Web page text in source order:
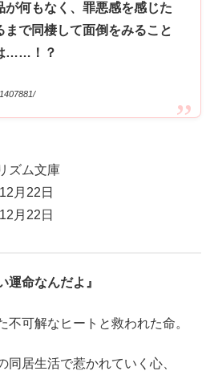
が何もなく、罪悪感を感じた
まで同棲して面倒をみること
……！？
ズム文庫
月22日
月22日
運命なんだよ』
不可解なヒートと救われた命。
同居生活で惹かれていく心、